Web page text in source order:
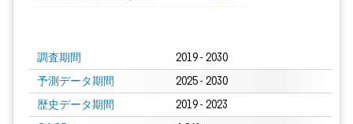
調査期間 2019 - 2030
予測データ期間 2025 - 2030
歴史データ期間 2019 - 2023